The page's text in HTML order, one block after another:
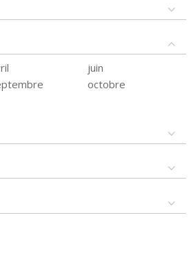
juin
octobre